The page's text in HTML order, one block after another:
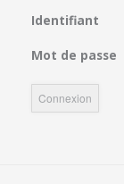
Identifiant
Mot de passe